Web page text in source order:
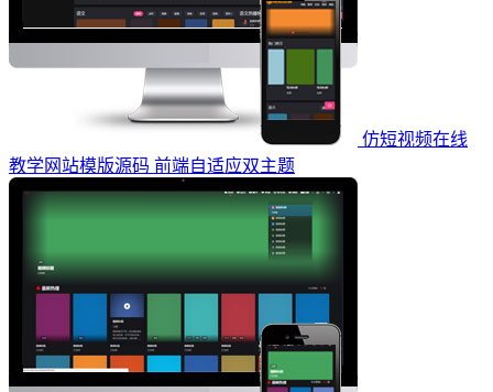
仿短视频在线
教学网站模版源码 前端自适应双主题